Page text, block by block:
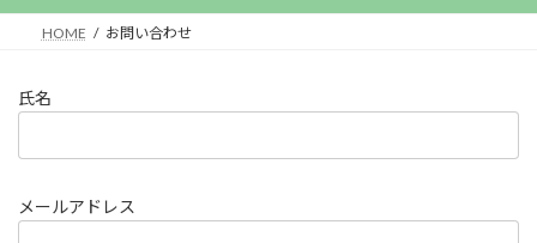
プ
動
HOME お問い合わせ
氏名
メールアドレス